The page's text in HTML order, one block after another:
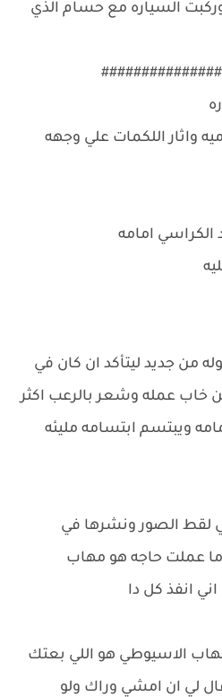
السياره مع حسام الذي
واثار اللكمات علي وجهه
امامه
من جديد ليتأكد ان كان في
خاب عمله وشعر بالرعب اكثر
ويبتسم ابتسامه مليئه
لقط الصور ونشرها في
ما عملت حاجه هو مهاب
انفذ كل دا
الاسيوطي هو اللي بعتك
لي ان امشي وراك ولو